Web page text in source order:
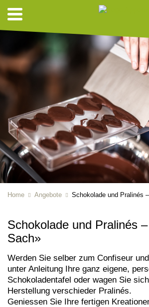
Home Angebote Schokolade und Pralinés
Schokolade und Pralinés
Sach»
Werden Sie selber zum Confiseur
unter Anleitung Ihre ganz eigene,
Schokoladentafel oder wagen Sie
Herstellung verschieder Pralinés.
Geniessen Sie Ihre fertigen